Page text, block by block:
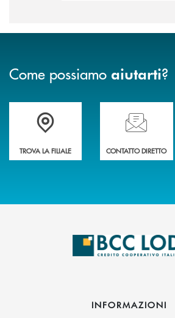
Come possiamo aiutarti?
Trova la filiale più vicina a Te
TROVA LA FILIALE
Hai bisogno di
CONTATTO DIRETTO
INFORMAZIONI